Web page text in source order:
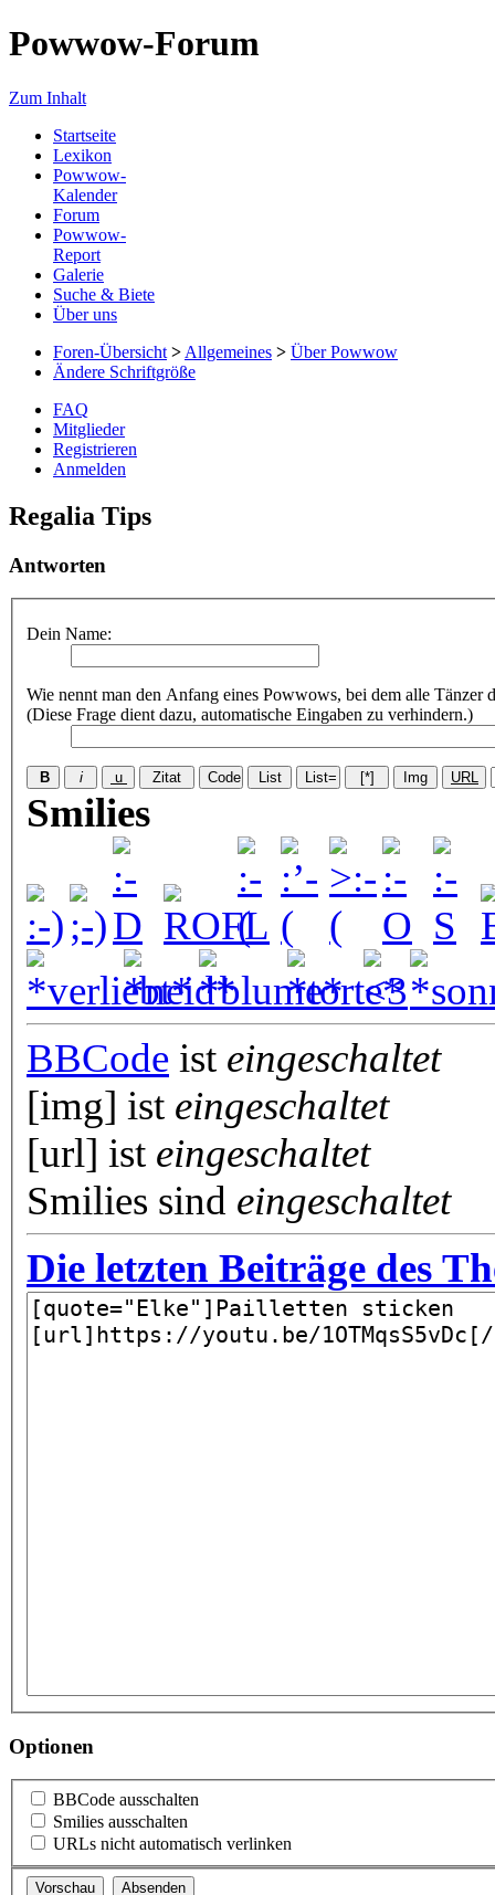
Powwow-Forum
Zum Inhalt
Startseite
Lexikon
Powwow-
Kalender
Forum
Powwow-
Report
Galerie
Suche & Biete
Über uns
Foren-Übersicht > Allgemeines > Über Powwow
Ändere Schriftgröße
FAQ
Mitglieder
Registrieren
Anmelden
Regalia Tips
Antworten
Dein Name:
Wie nennt man den Anfang eines Powwows, bei dem alle Tänzer
(Diese Frage dient dazu, automatische Eingaben zu verhindern.)
Smilies
BBCode ist eingeschaltet
[img] ist eingeschaltet
[url] ist eingeschaltet
Smilies sind eingeschaltet
Die letzten Beiträge des
Optionen
BBCode ausschalten
Smilies ausschalten
URLs nicht automatisch verlinken